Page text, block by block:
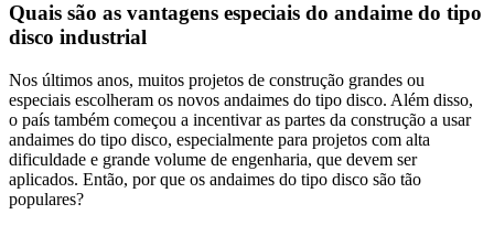
Quais são as vantagens especiais do andaime do tipo
disco industrial
Nos últimos anos, muitos projetos de construção grandes ou
especiais escolheram os novos andaimes do tipo disco. Além disso,
o país também começou a incentivar as partes da construção a usar
andaimes do tipo disco, especialmente para projetos com alta
dificuldade e grande volume de engenharia, que devem ser
aplicados. Então, por que os andaimes do tipo disco são tão
populares?